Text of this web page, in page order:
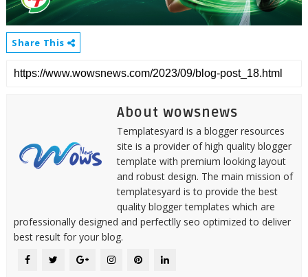
Share This
About wowsnews
Templatesyard is a blogger resources
site is a provider of high quality blogger
template with premium looking layout
and robust design. The main mission of
templatesyard is to provide the best
quality blogger templates which are
professionally designed and perfectlly seo optimized to deliver
best result for your blog.